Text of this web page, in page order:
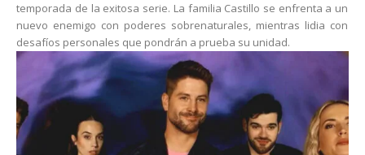
temporada de la exitosa serie. La familia Castillo se enfrenta a un
nuevo enemigo con poderes sobrenaturales, mientras lidia con
desafíos personales que pondrán a prueba su unidad.